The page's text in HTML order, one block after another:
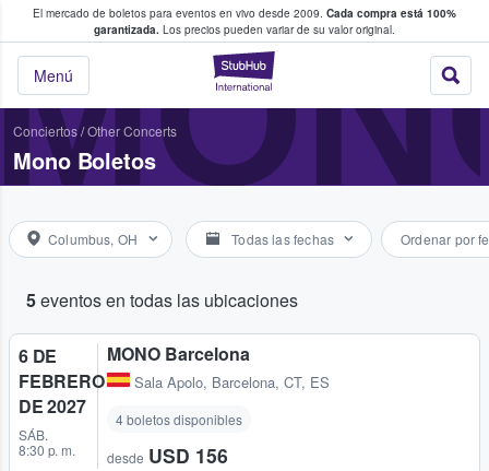
El mercado de boletos para eventos en vivo desde 2009. Cada compra está 100%
garantizada. Los precios pueden variar de su valor original.
StubHub: donde
Menú
fans compran y venden boletos
Conciertos/Other Concerts
Mono Boletos
Columbus, OH Todas las fechas Ordenar por
5eventos en todas las ubicaciones
6 DE
FEBRERO
DE 2027
SÁB.
8:30 p. m.
MONO Barcelona
Sala Apolo, Barcelona, CT, ES
4 boletos disponibles
desde USD 156